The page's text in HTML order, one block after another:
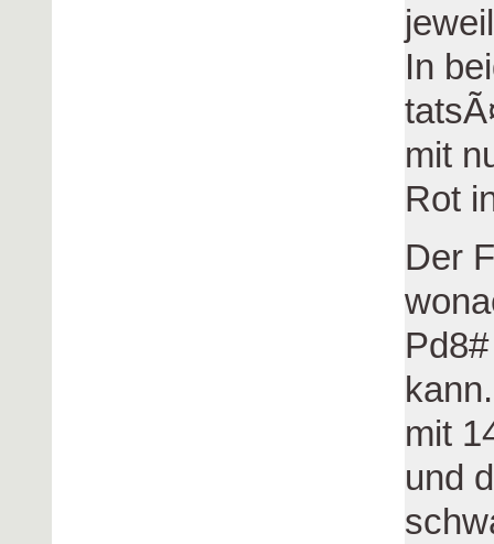
In
mit
Rot
Der
mit
und